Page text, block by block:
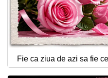
Fie ca ziua de azi sa fie